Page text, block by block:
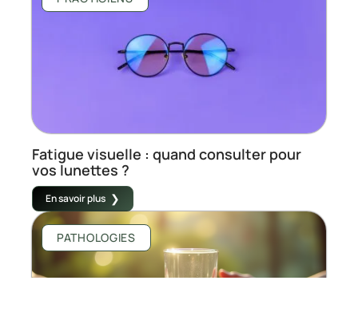
Fatigue visuelle : quand consulter pour
vos lunettes ?
En savoir plus
PATHOLOGIES